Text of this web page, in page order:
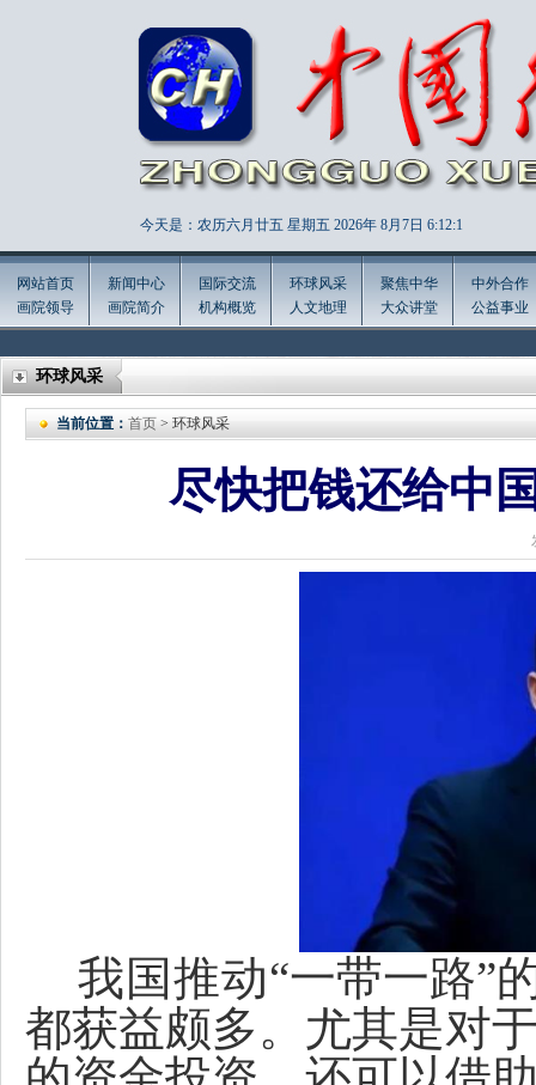
今天是：农历六月廿五 星期五 2026年 8月7日 6:12:2
网站首页
画院领导
新闻中心
画院简介
国际交流
机构概览
环球风采
人文地理
聚焦中华
大众讲堂
中外合作
公益事业
环球风采
当前位置： 首页 > 环球风采
尽快把钱还给中
我国推动“一带一路”
都获益颇多。尤其是对